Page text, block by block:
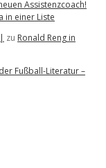
Assistenzcoach!
in einer Liste
zu Ronald Reng in
Fußball-Literatur –